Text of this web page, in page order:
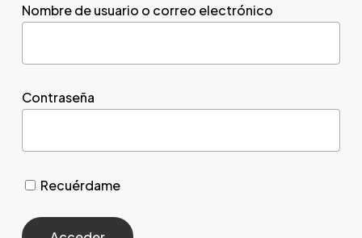
Nombre de usuario o correo electrónico
Contraseña
Recuérdame